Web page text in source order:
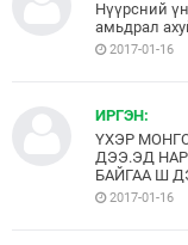
Нүүрсний
амьдрал
2017-01-16
ИРГЭН:
ҮХЭР
ДЭЭ.ЭД
БАЙГАА Ш
2017-01-16